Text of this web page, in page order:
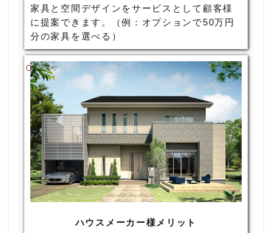
家具と空間デザインをサービスとして顧客様
に提案できます。（例：オプションで50万円
分の家具を選べる）
ハウスメーカー様メリット